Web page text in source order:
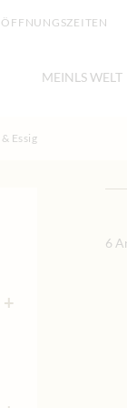
ÖFFNUNGSZEITEN
MEINLS WELT
Essig
+
6